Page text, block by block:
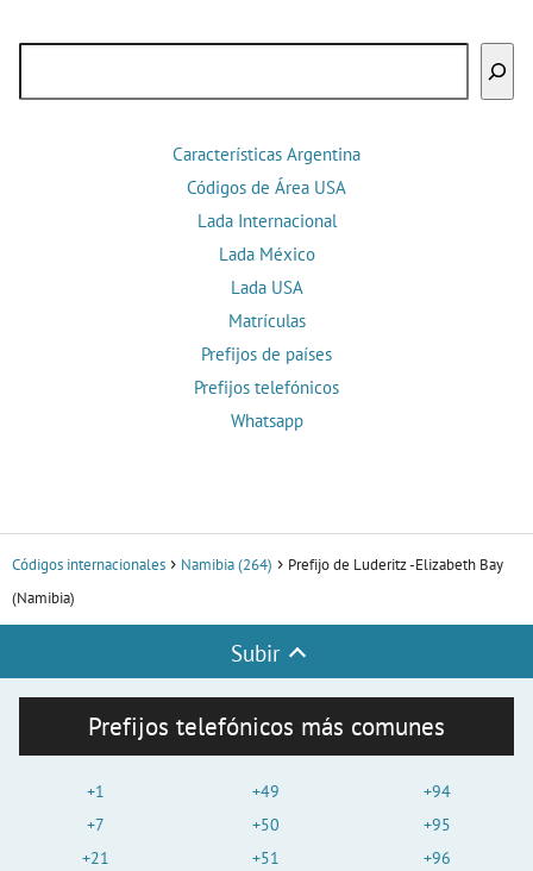
Características Argentina
Códigos de Área USA
Lada Internacional
Lada México
Lada USA
Matrículas
Prefijos de países
Prefijos telefónicos
Whatsapp
Códigos internacionales Namibia (264)
Prefijo de Luderitz -Elizabeth Bay
(Namibia)
Subir
Prefijos telefónicos más comunes
+1
+7
+21
+49
+50
+51
+94
+95
+96